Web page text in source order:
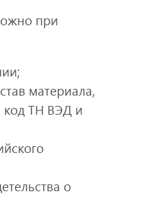
при
материала,
код ТН ВЭД и
о